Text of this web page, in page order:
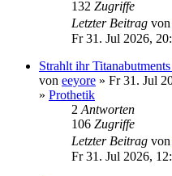
132 Zugriffe
Letzter Beitrag von
Fr 31. Jul 2026,
Strahlt ihr Titanabutments
von eeyore » Fr 31. Jul
» Prothetik
2 Antworten
106 Zugriffe
Letzter Beitrag von
Fr 31. Jul 2026,